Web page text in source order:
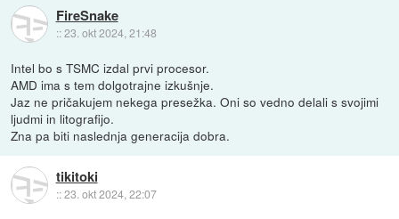
FireSnake
::23. okt 2024, 21:48
Intel bo s TSMC izdal prvi procesor.
AMD ima s tem dolgotrajne izkušnje.
Jaz ne pričakujem nekega presežka. Oni so vedno delali s svojimi
ljudmi in litografijo.
Zna pa biti naslednja generacija dobra.
tikitoki
::23. okt 2024, 22:07